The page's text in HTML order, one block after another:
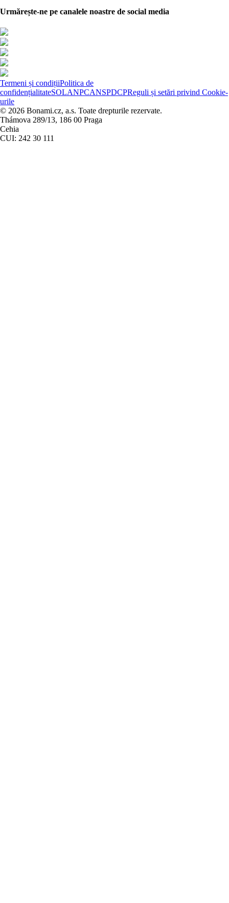
Urmărește-ne pe canalele noastre de social media
Termeni și condițiiPolitica de
confidențialitateSOLANPCANSPDCPReguli și setări privind Cookie-
urile
© 2026 Bonami.cz, a.s. Toate drepturile rezervate.
Thámova 289/13, 186 00 Praga
Cehia
CUI: 242 30 111